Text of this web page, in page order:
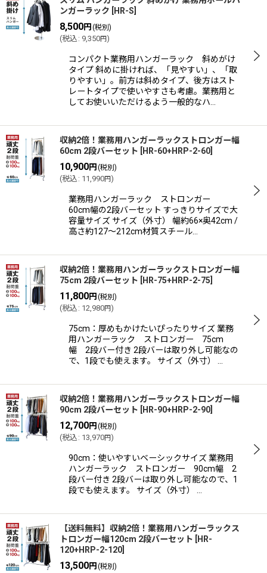
ンガーラック
HR-S
8,500円 (税別)
(税込 : 9,350円)
コンパクト業務用ハンガーラック 斜めがけ
タイプ 斜めに掛ければ、「見やすい」、「取
りやすい」。前方は斜めタイプ、後方はスト
レートタイプで使いやすさも考慮。業務用と
してお使いいただけるよう一般的なハ…
収納2倍！業務用ハンガーラックストロンガー幅
60cm 2段バーセット
HR-60+HRP-2-60
10,900円 (税別)
(税込 : 11,990円)
業務用ハンガーラック ストロンガー
60cm幅の2段バーセット すっきりサイズで大
容量サイズ サイズ（外寸） 幅約66×奥42cm /
高さ約127〜212cm材質スチール…
収納2倍！業務用ハンガーラックストロンガー幅
75cm 2段バーセット
HR-75+HRP-2-75
11,800円 (税別)
(税込 : 12,980円)
75cm：厚めもかけたいぴったりサイズ 業務
用ハンガーラック ストロンガー 75cm
幅 2段バー付き 2段バーは取り外し可能なの
で、1段でも使えます。 サイズ（外寸） …
収納2倍！業務用ハンガーラックストロンガー幅
90cm 2段バーセット
HR-90+HRP-2-90
12,700円 (税別)
(税込 : 13,970円)
90cm：使いやすいベーシックサイズ 業務用
ハンガーラック ストロンガー 90cm幅 2
段バー付き 2段バーは取り外し可能なので、1
段でも使えます。 サイズ（外寸） …
【送料無料】収納2倍！業務用ハンガーラックス
トロンガー幅120cm 2段バーセット
HR-
120+HRP-2-120
13,500円 (税別)